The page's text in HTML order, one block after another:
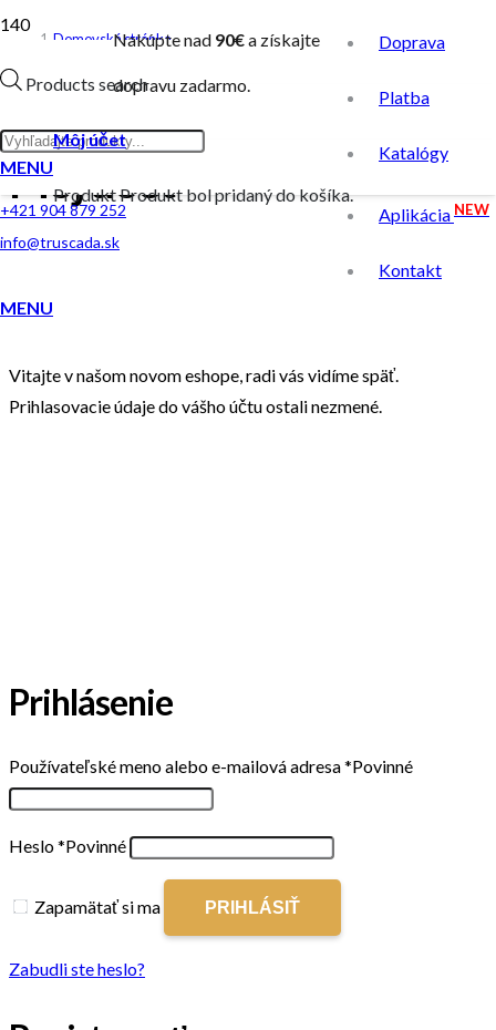
Nakúpte nad 90€a získajte
dopravu zadarmo.
Products search
Doprava
Platba
Katalógy
Aplikácia NEW
Kontakt
MENU
Môj účet
ProduktProduktbol pridaný do košíka.
+421 904 879 252
info@truscada.sk
MENU
Domovská stránka
Môj účet
Vitajte v našom novom eshope, radi vás vidíme späť.
Prihlasovacie údaje do vášho účtu ostali nezmené.
Prihlásenie
Používateľské meno alebo e-mailová adresa*Povinné
Heslo*Povinné
Zapamätať si ma PRIHLÁSIŤ
Zabudli ste heslo?